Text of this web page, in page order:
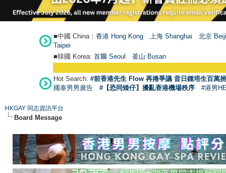
■中國 China： 香港 Hong Kong 上海 Shanghai
北京
Taipei
■韓國 Korea: 首爾 Seoul 釜山 Busan
Hot Search: #前香港先生 Flow 再捲爭議 昔日鍾培生百萬
國泰男男廣告
#【恐同矮仔】擾亂香港機場秩序 #港男
HKGAY 同志資訊平台
Board Message